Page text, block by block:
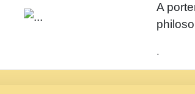
A
.